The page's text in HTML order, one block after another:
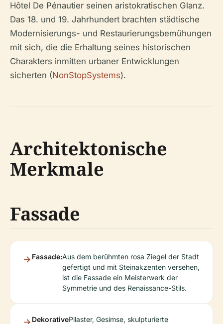
Hôtel De Pénautier seinen aristokratischen Glanz.
Das 18. und 19. Jahrhundert brachten städtische
Modernisierungs- und Restaurierungsbemühungen
mit sich, die die Erhaltung seines historischen
Charakters inmitten urbaner Entwicklungen
sicherten (NonStopSystems).
Architektonische
Merkmale
Fassade
Fassade:Aus dem berühmten rosa Ziegel der Stadt
gefertigt und mit Steinakzenten versehen,
ist die Fassade ein Meisterwerk der
Symmetrie und des Renaissance-Stils.
DekorativePilaster, Gesimse, skulpturierte